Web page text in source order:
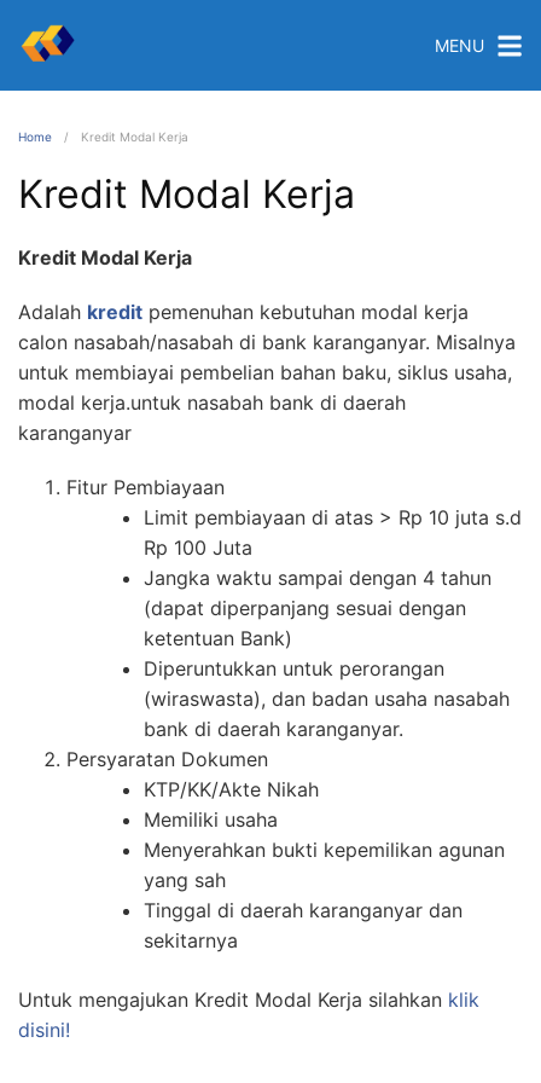
MENU
Home Kredit Modal Kerja
Kredit Modal Kerja
Kredit Modal Kerja
Adalah kredit pemenuhan kebutuhan modal kerja
calon nasabah/nasabah di bank karanganyar. Misalnya
untuk membiayai pembelian bahan baku, siklus usaha,
modal kerja.untuk nasabah bank di daerah
karanganyar
Fitur Pembiayaan
Limit pembiayaan di atas > Rp 10 juta s.d
Rp 100 Juta
Jangka waktu sampai dengan 4 tahun
(dapat diperpanjang sesuai dengan
ketentuan Bank)
Diperuntukkan untuk perorangan
(wiraswasta), dan badan usaha nasabah
bank di daerah karanganyar.
Persyaratan Dokumen
KTP/KK/Akte Nikah
Memiliki usaha
Menyerahkan bukti kepemilikan agunan
yang sah
Tinggal di daerah karanganyar dan
sekitarnya
Untuk mengajukan Kredit Modal Kerja silahkan klik
disini!